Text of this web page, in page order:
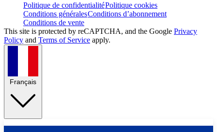
Politique de confidentialitéPolitique cookies
Conditions généralesConditions d’abonnement
Conditions de vente
This site is protected by reCAPTCHA, and the Google Privacy
Policy and Terms of Service apply.
Français